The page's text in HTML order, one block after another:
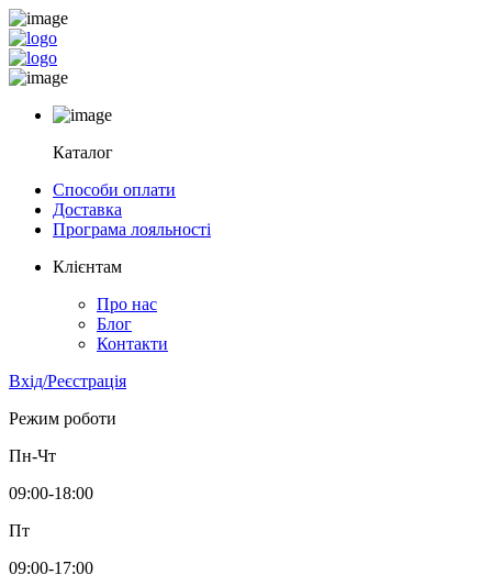
Каталог
Способи оплати
Доставка
Програма лояльності
Клієнтам
Про нас
Блог
Контакти
Вхід/Реєстрація
Режим роботи
Пн-Чт
09:00-18:00
Пт
09:00-17:00